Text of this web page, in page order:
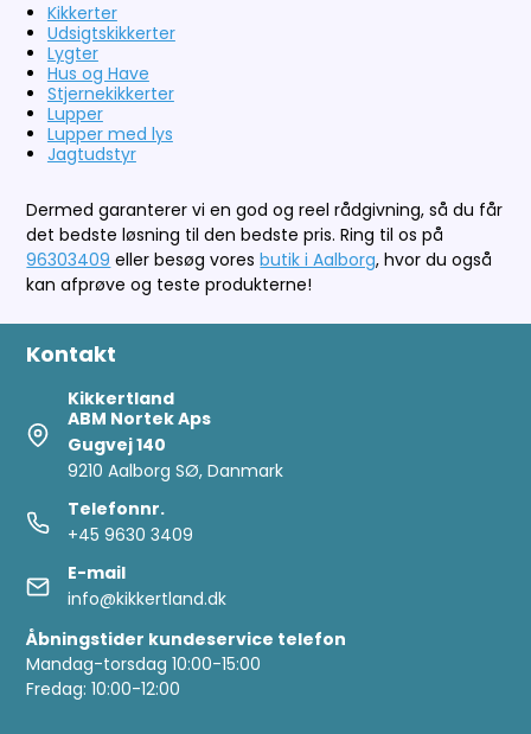
Kikkerter
Udsigtskikkerter
Lygter
Hus og Have
Stjernekikkerter
Lupper
Lupper med lys
Jagtudstyr
Dermed garanterer vi en god og reel rådgivning, så du får
det bedste løsning til den bedste pris. Ring til os på
96303409 eller besøg voresbutik i Aalborg, hvor du også
kan afprøve og teste produkterne!
Kontakt
Kikkertland
ABM Nortek Aps
Gugvej 140
9210 Aalborg SØ, Danmark
Telefonnr.
+45 9630 3409
E-mail
info@kikkertland.dk
Åbningstider kundeservice telefon
Mandag-torsdag 10:00-15:00
Fredag: 10:00-12:00